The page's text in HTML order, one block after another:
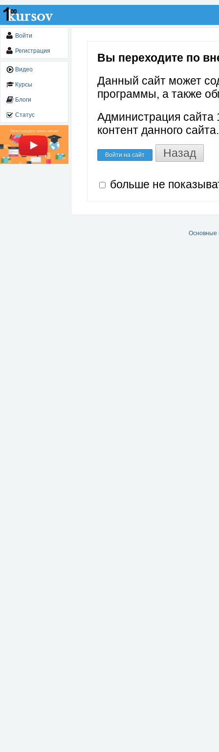
Войти
Регистрация
Видео
Курсы
Блоги
Статус
Вы переходите по
Данный сайт может
программы, а также
Администрация сайта
контент данного сайта.
Войти на сайт Назад
больше не
Основные